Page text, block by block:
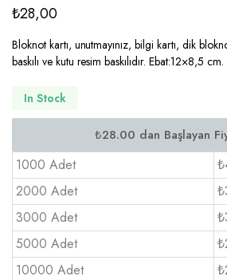
₺28,00
Bloknot kartı, unutmayınız, bilgi kartı, dik
baskılı ve kutu resim baskılıdır. Ebat:12×8,5 cm.
In Stock
1000 Adet
2000 Adet
3000 Adet
5000 Adet
10000 Adet